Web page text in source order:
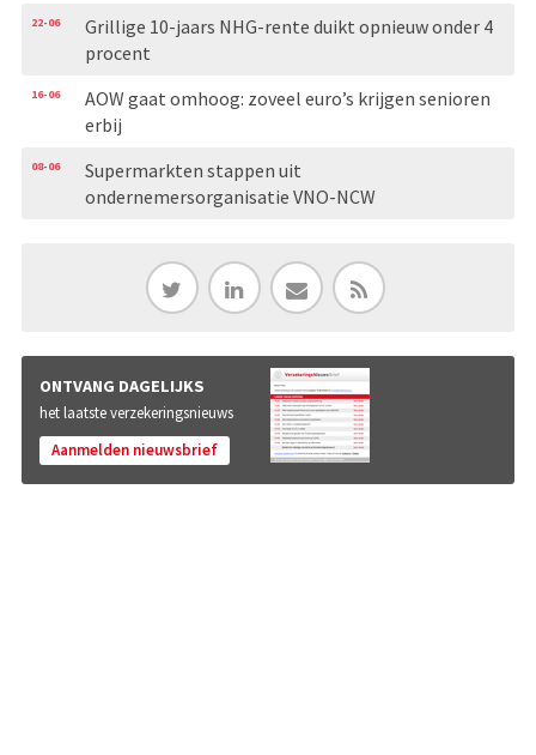
22-06
Grillige 10-jaars NHG-rente duikt opnieuw onder 4
procent
16-06
AOW gaat omhoog: zoveel euro’s krijgen senioren
erbij
08-06
Supermarkten stappen uit
ondernemersorganisatie VNO-NCW
ONTVANG DAGELIJKS
het laatste verzekeringsnieuws
Aanmelden nieuwsbrief